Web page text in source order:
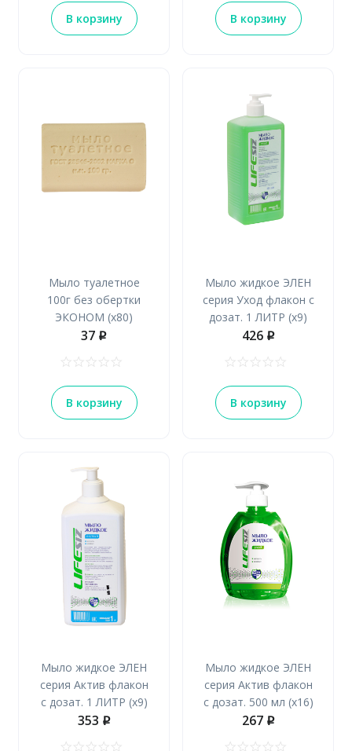
В корзину В корзину
Мыло туалетное
100г без обертки
ЭКОНОМ (х80)
37 p
В корзину
Мыло жидкое ЭЛЕН
серия Уход флакон с
дозат. 1 ЛИТР (х9)
426 p
В корзину
Мыло жидкое ЭЛЕН
серия Актив флакон
с дозат. 1 ЛИТР (х9)
353 p
Мыло жидкое ЭЛЕН
серия Актив флакон
с дозат. 500 мл (х16)
267 p